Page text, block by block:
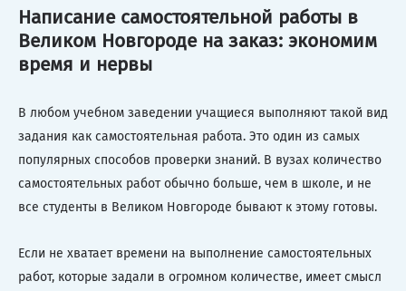
Написание самостоятельной работы в
Великом Новгороде на заказ: экономим
время и нервы
В любом учебном заведении учащиеся выполняют такой вид
задания как самостоятельная работа. Это один из самых
популярных способов проверки знаний. В вузах количество
самостоятельных работ обычно больше, чем в школе, и не
все студенты в Великом Новгороде бывают к этому готовы.
Если не хватает времени на выполнение самостоятельных
работ, которые задали в огромном количестве, имеет смысл